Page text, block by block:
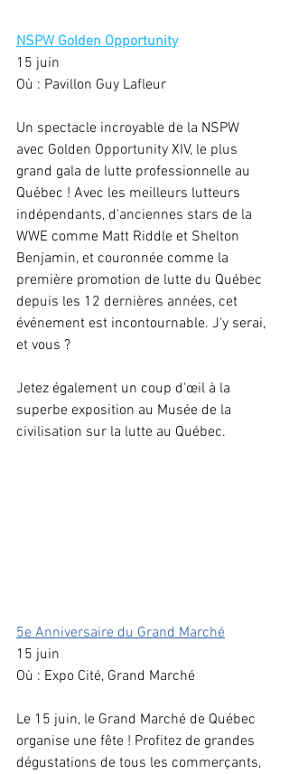
NSPW Golden Opportunity
15 juin
Où : Pavillon Guy Lafleur
Un spectacle incroyable de la NSPW
avec Golden Opportunity XIV, le plus
grand gala de lutte professionnelle au
Québec ! Avec les meilleurs lutteurs
indépendants, d'anciennes stars de la
WWE comme Matt Riddle et Shelton
Benjamin, et couronnée comme la
première promotion de lutte du Québec
depuis les 12 dernières années, cet
événement est incontournable. J'y serai,
et vous ?
Jetez également un coup d'œil à la
superbe exposition au Musée de la
civilisation sur la lutte au Québec.
5e Anniversaire du Grand Marché
15 juin
Où : Expo Cité, Grand Marché
Le 15 juin, le Grand Marché de Québec
organise une fête ! Profitez de grandes
dégustations de tous les commerçants,